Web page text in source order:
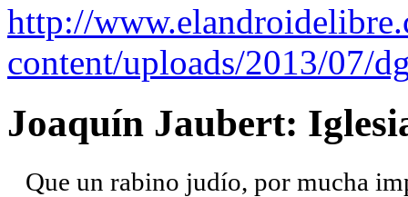
http://
content/uploads/2013/07/
Joaquín Jaubert:
Que un rabino judío, por mucha